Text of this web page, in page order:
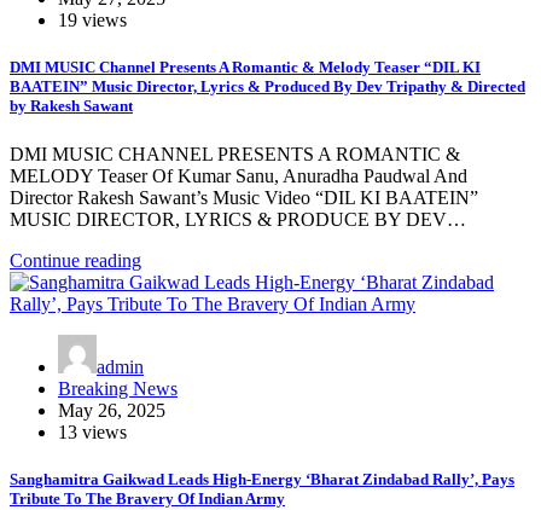
19 views
DMI MUSIC Channel Presents A Romantic & Melody Teaser “DIL KI
BAATEIN” Music Director, Lyrics & Produced By Dev Tripathy & Directed
by Rakesh Sawant
DMI MUSIC CHANNEL PRESENTS A ROMANTIC &
MELODY Teaser Of Kumar Sanu, Anuradha Paudwal And
Director Rakesh Sawant’s Music Video “DIL KI BAATEIN”
MUSIC DIRECTOR, LYRICS & PRODUCE BY DEV…
Continue reading
admin
Breaking News
May 26, 2025
13 views
Sanghamitra Gaikwad Leads High-Energy ‘Bharat Zindabad Rally’, Pays
Tribute To The Bravery Of Indian Army